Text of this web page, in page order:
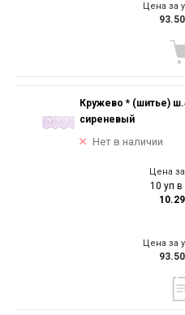
Цена за
Кружево * (шитье)
сиреневый
Нет в наличии
Цена
10 уп в
Цена за